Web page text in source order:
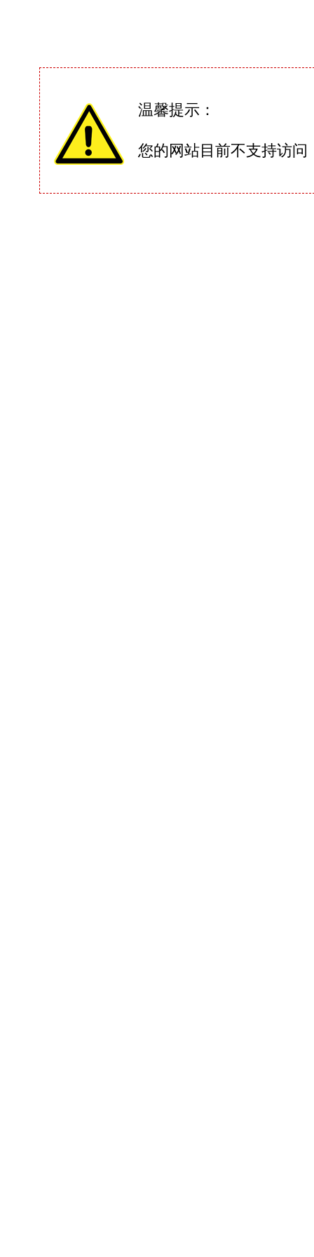
温馨提示：
您的网站目前不支持访